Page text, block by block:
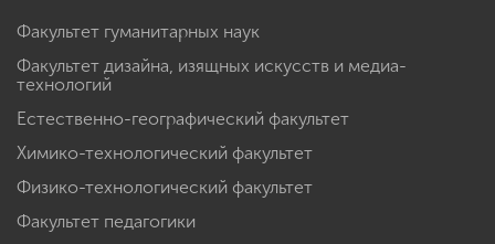
Факультет гуманитарных наук
Факультет дизайна, изящных искусств и медиа-
технологий
Естественно-географический факультет
Химико-технологический факультет
Физико-технологический факультет
Факультет педагогики